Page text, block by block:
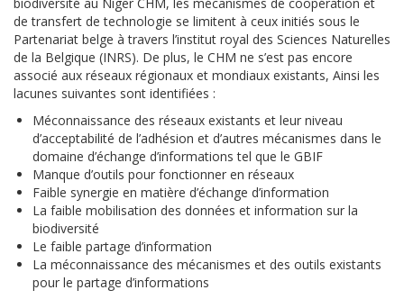
de transfert de technologie se limitent à ceux initiés sous le
Partenariat belge à travers l’institut royal des Sciences Naturelles
de la Belgique (INRS). De plus, le CHM ne s’est pas encore
associé aux réseaux régionaux et mondiaux existants, Ainsi les
lacunes suivantes sont identifiées :
Méconnaissance des réseaux existants et leur niveau
d’acceptabilité de l’adhésion et d’autres mécanismes dans le
domaine d’échange d’informations tel que le GBIF
Manque d’outils pour fonctionner en réseaux
Faible synergie en matière d’échange d’information
La faible mobilisation des données et information sur la
biodiversité
Le faible partage d’information
La méconnaissance des mécanismes et des outils existants
pour le partage d’informations